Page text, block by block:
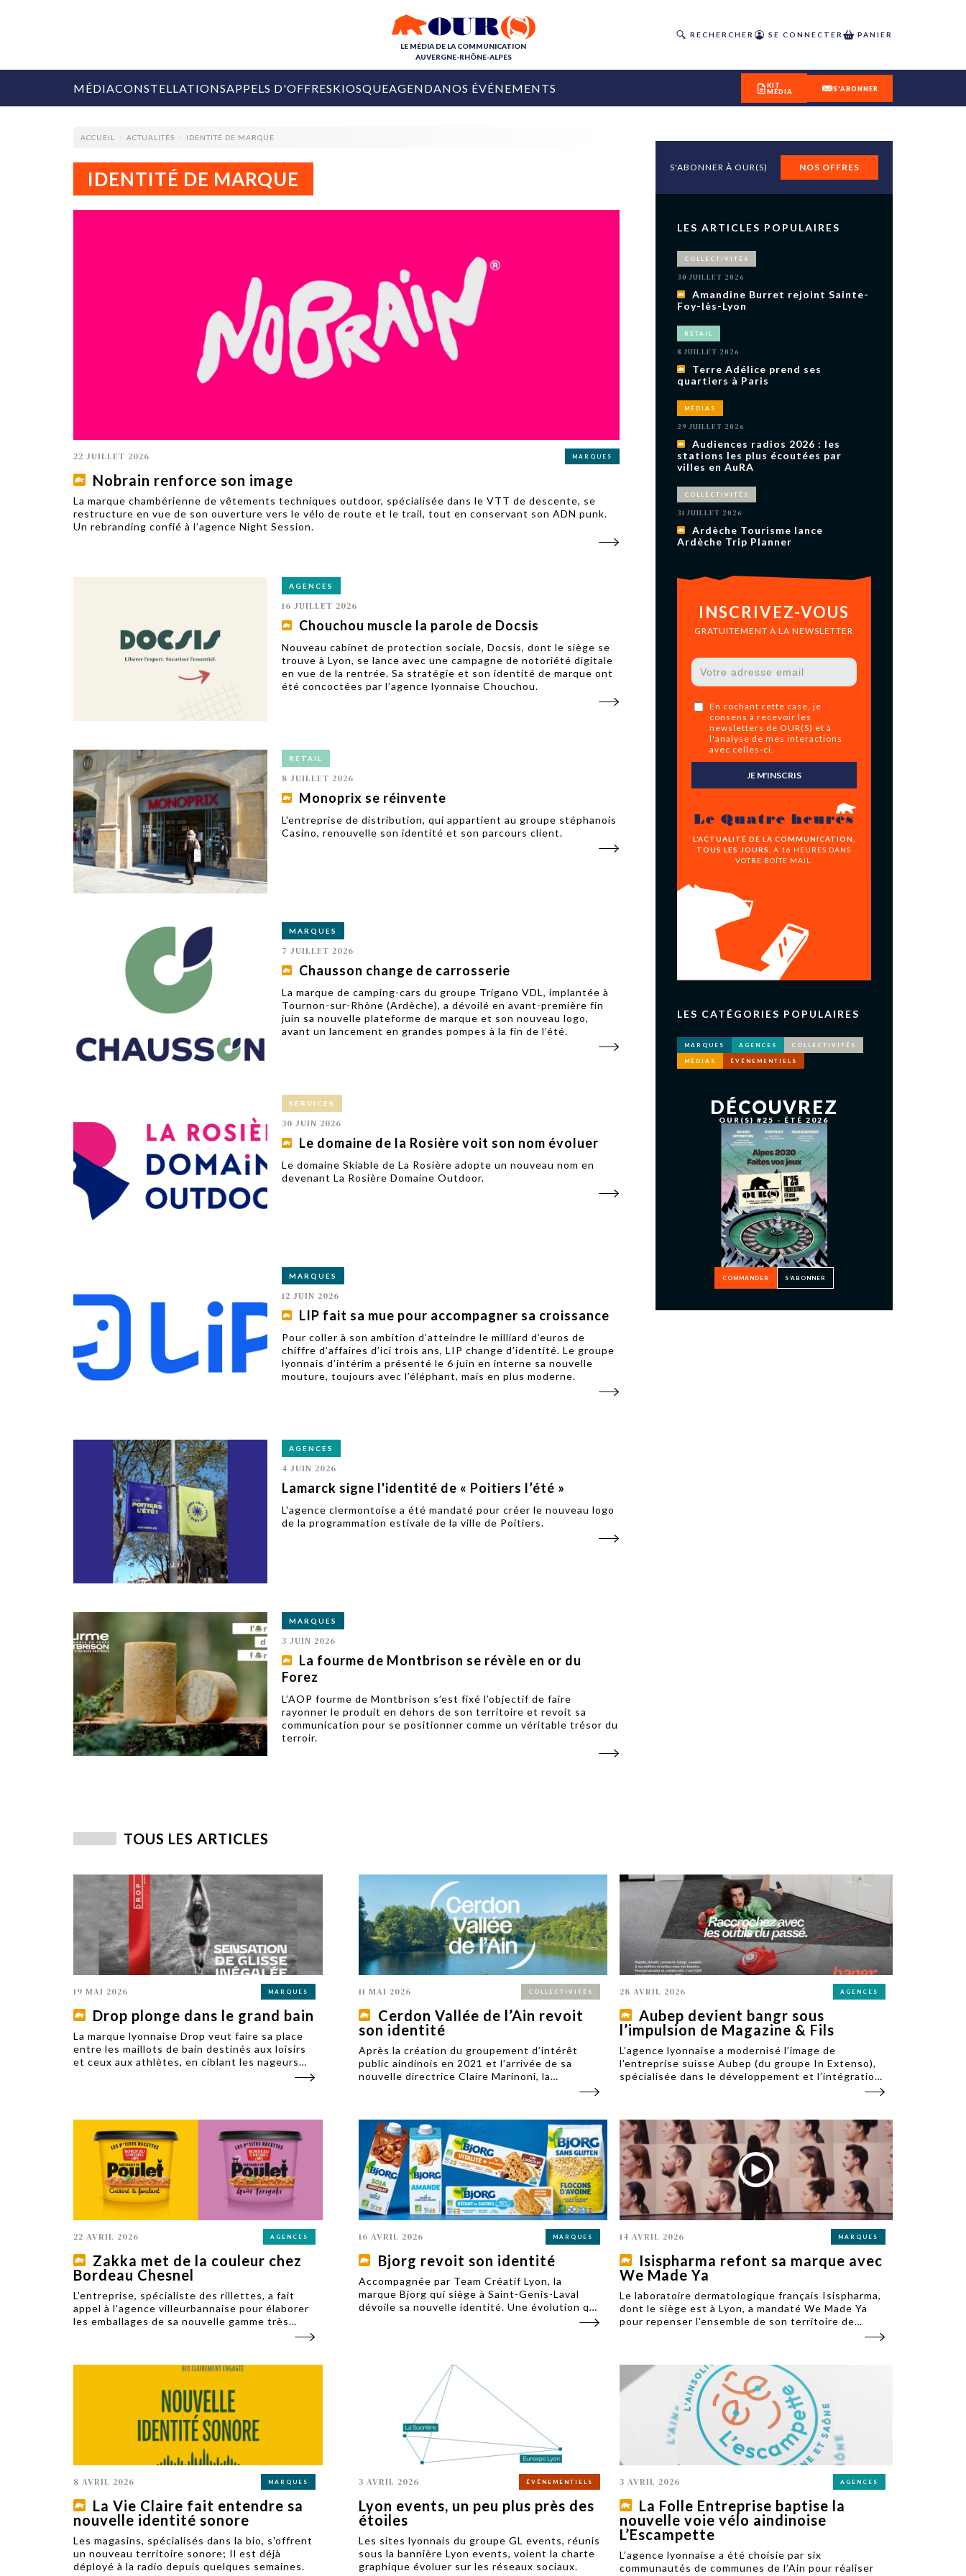
LE MÉDIA DE LA COMMUNICATION
AUVERGNE-RHÔNE-ALPES
RECHERCHER SE CONNECTER PANIER
MÉDIA
Ardèche Trip
Planner
COLLECTIVITÉS
PUBLIÉ LE 30 JUILLET 2026
Amandine Burret
rejoint Sainte-Foy-
lès-Lyon
la déconnexion, en digital et au cinéma.
marketing et communication, revient sur
ACHETER LE NUMÉRO
CONSTELLATIONSAPPELS D'OFFRESKIOSQUEAGENDANOS ÉVÉNEMENTS
KIT
MÉDIA
S'ABONNER
ACCUEIL ACTUALITÉS IDENTITÉ DE MARQUE
IDENTITÉ DE MARQUE
22 JUILLET 2026 MARQUES
Nobrain renforce son image
La marque chambérienne de vêtements techniques outdoor, spécialisée dans le VTT de descente, se
restructure en vue de son ouverture vers le vélo de route et le trail, tout en conservant son ADN punk.
Un rebranding confié à l’agence Night Session.
AGENCES
16 JUILLET 2026
Chouchou muscle la parole de Docsis
Nouveau cabinet de protection sociale, Docsis, dont le siège se
trouve à Lyon, se lance avec une campagne de notoriété digitale
en vue de la rentrée. Sa stratégie et son identité de marque ont
été concoctées par l’agence lyonnaise Chouchou.
RETAIL
8 JUILLET 2026
Monoprix se réinvente
L'entreprise de distribution, qui appartient au groupe stéphanois
Casino, renouvelle son identité et son parcours client.
MARQUES
7 JUILLET 2026
Chausson change de carrosserie
La marque de camping-cars du groupe Trigano VDL, implantée à
Tournon-sur-Rhône (Ardèche), a dévoilé en avant-première fin
juin sa nouvelle plateforme de marque et son nouveau logo,
avant un lancement en grandes pompes à la fin de l’été.
SERVICES
30 JUIN 2026
Le domaine de la Rosière voit son nom évoluer
Le domaine Skiable de La Rosière adopte un nouveau nom en
devenant La Rosière Domaine Outdoor.
MARQUES
12 JUIN 2026
LIP fait sa mue pour accompagner sa croissance
Pour coller à son ambition d’atteindre le milliard d’euros de
chiffre d’affaires d’ici trois ans, LIP change d’identité. Le groupe
lyonnais d’intérim a présenté le 6 juin en interne sa nouvelle
mouture, toujours avec l’éléphant, mais en plus moderne.
AGENCES
4 JUIN 2026
Lamarck signe l'identité de « Poitiers l’été »
L'agence clermontoise a été mandaté pour créer le nouveau logo
de la programmation estivale de la ville de Poitiers.
MARQUES
3 JUIN 2026
La fourme de Montbrison se révèle en or du
Forez
L’AOP fourme de Montbrison s’est fixé l’objectif de faire
rayonner le produit en dehors de son territoire et revoit sa
communication pour se positionner comme un véritable trésor du
terroir.
S'ABONNER À OUR(S) NOS OFFRES
LES ARTICLES POPULAIRES
COLLECTIVITÉS
30 JUILLET 2026
Amandine Burret rejoint Sainte-
Foy-lès-Lyon
RETAIL
8 JUILLET 2026
Terre Adélice prend ses
quartiers à Paris
MÉDIAS
29 JUILLET 2026
Audiences radios 2026 : les
stations les plus écoutées par
villes en AuRA
COLLECTIVITÉS
31 JUILLET 2026
Ardèche Tourisme lance
Ardèche Trip Planner
INSCRIVEZ-VOUS
GRATUITEMENT À LA NEWSLETTER
En cochant cette case, je
consens à recevoir les
newsletters de OUR(S) et à
l'analyse de mes interactions
avec celles-ci.
JE M'INSCRIS
Le Quatre heures
L’ACTUALITÉ DE LA COMMUNICATION,
TOUS LES JOURS,
À 16 HEURES DANS
VOTRE BOÎTE MAIL.
LES CATÉGORIES POPULAIRES
MARQUES AGENCES COLLECTIVITÉS
MÉDIAS ÉVÉNEMENTIELS
DÉCOUVREZ
OUR(S) #25 - ÉTÉ 2026
COMMANDER S’ABONNER
TOUS LES ARTICLES
19 MAI 2026 MARQUES
Drop plonge dans le grand bain
La marque lyonnaise Drop veut faire sa place
entre les maillots de bain destinés aux loisirs
et ceux aux athlètes, en ciblant les nageurs
réguliers. Elle a fait appel à Flying Fish pour
11 MAI 2026 COLLECTIVITÉS
Cerdon Vallée de l’Ain revoit
son identité
Après la création du groupement d’intérêt
public aindinois en 2021 et l’arrivée de sa
nouvelle directrice Claire Marinoni, la
destination Cerdon Vallée de l’Ain a revu son
28 AVRIL 2026 AGENCES
Aubep devient bangr sous
l’impulsion de Magazine & Fils
L’agence lyonnaise a modernisé l’image de
l'entreprise suisse Aubep (du groupe In Extenso),
spécialisée dans le développement et l’intégration
22 AVRIL 2026 AGENCES
Zakka met de la couleur chez
Bordeau Chesnel
L’entreprise, spécialiste des rillettes, a fait
appel à l’agence villeurbannaise pour élaborer
les emballages de sa nouvelle gamme très
16 AVRIL 2026 MARQUES
Bjorg revoit son identité
Accompagnée par Team Créatif Lyon, la
marque Bjorg qui siège à Saint-Genis-Laval
dévoile sa nouvelle identité. Une évolution qui
veut renforcer sa position sur le marché du bio
14 AVRIL 2026 MARQUES
Isispharma refont sa marque avec
We Made Ya
Le laboratoire dermatologique français Isispharma,
dont le siège est à Lyon, a mandaté We Made Ya
pour repenser l'ensemble de son territoire de
8 AVRIL 2026 MARQUES
La Vie Claire fait entendre sa
nouvelle identité sonore
Les magasins, spécialisés dans la bio, s'offrent
un nouveau territoire sonore; Il est déjà
déployé à la radio depuis quelques semaines.
3 AVRIL 2026 ÉVÉNEMENTIELS
Lyon events, un peu plus près des
étoiles
Les sites lyonnais du groupe GL events, réunis
sous la bannière Lyon events, voient la charte
graphique évoluer sur les réseaux sociaux.
3 AVRIL 2026 AGENCES
La Folle Entreprise baptise la
nouvelle voie vélo aindinoise
L’Escampette
L’agence lyonnaise a été choisie par six
communautés de communes de l’Ain pour réaliser